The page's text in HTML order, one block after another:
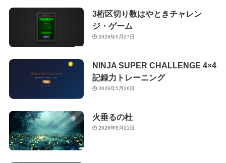
3桁区切り数はやときチャレン
ジ・ゲーム
2026年5月27日
NINJA SUPER CHALLENGE 4×4
記録力トレーニング
2026年5月26日
火垂るの杜
2026年5月21日